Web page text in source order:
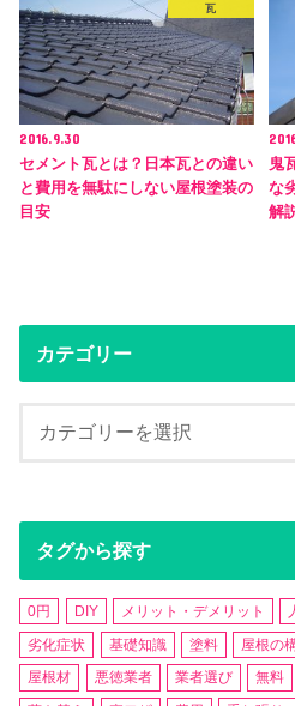
瓦
2016.9.30
セメント瓦とは？日本瓦との違い
と費用を無駄にしない屋根塗装の
目安
鬼
な
解
カテゴリー
タグから探す
0円 DIY メリット・デメリット
劣化症状
基礎知識 塗料 屋根の
屋根材
悪徳業者 業者選び 無料